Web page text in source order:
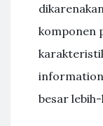
komponen
information
besar